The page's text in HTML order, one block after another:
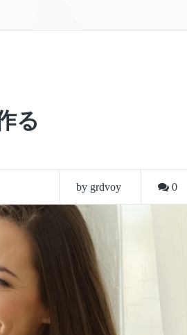
る
by grdvoy 0